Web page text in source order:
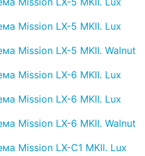
Mission LX-5 MKII. Lux
Mission LX-5 MKII. Walnut
Mission LX-6 MKII. Lux
Mission LX-6 MKII. Lux
Mission LX-6 MKII. Walnut
Mission LX-C1 MKII. Lux